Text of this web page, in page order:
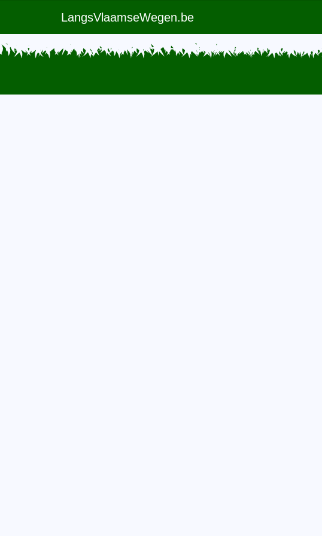
LangsVlaamseWegen.be